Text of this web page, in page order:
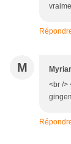
M
<br />